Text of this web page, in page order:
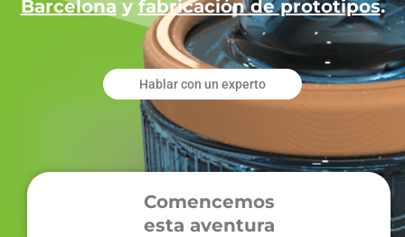
Barcelona y fabricación de prototipos.
Hablar con un experto
Comencemos
esta aventura